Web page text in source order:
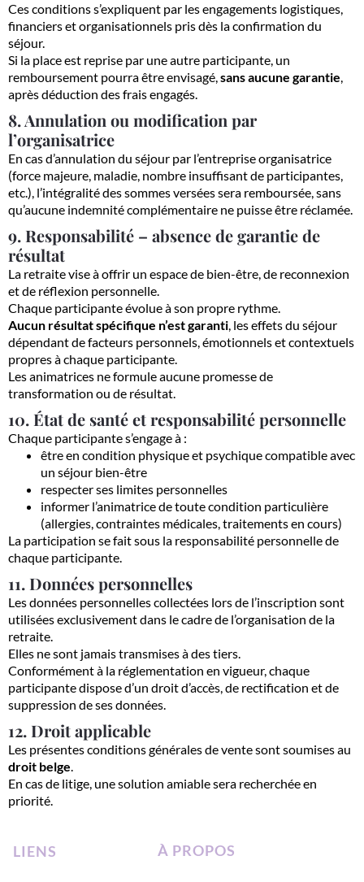
Ces conditions s’expliquent par les engagements logistiques,
financiers et organisationnels pris dès la confirmation du
séjour.
Si la place est reprise par une autre participante, un
remboursement pourra être envisagé,sans aucune garantie,
après déduction des frais engagés.
8. Annulation ou modification par
l’organisatrice
En cas d’annulation du séjour par l’entreprise organisatrice
(force majeure, maladie, nombre insuffisant de participantes,
etc.), l’intégralité des sommes versées sera remboursée, sans
qu’aucune indemnité complémentaire ne puisse être réclamée.
9. Responsabilité – absence de garantie de
résultat
La retraite vise à offrir un espace de bien-être, de reconnexion
et de réflexion personnelle.
Chaque participante évolue à son propre rythme.
Aucun résultat spécifique n’est garanti, les effets du séjour
dépendant de facteurs personnels, émotionnels et contextuels
propres à chaque participante.
Les animatrices ne formule aucune promesse de
transformation ou de résultat.
10. État de santé et responsabilité personnelle
Chaque participante s’engage à :
être en condition physique et psychique compatible avec
un séjour bien-être
respecter ses limites personnelles
informer l’animatrice de toute condition particulière
(allergies, contraintes médicales, traitements en cours)
La participation se fait sous la responsabilité personnelle de
chaque participante.
11. Données personnelles
Les données personnelles collectées lors de l’inscription sont
utilisées exclusivement dans le cadre de l’organisation de la
retraite.
Elles ne sont jamais transmises à des tiers.
Conformément à la réglementation en vigueur, chaque
participante dispose d’un droit d’accès, de rectification et de
suppression de ses données.
12. Droit applicable
Les présentes conditions générales de vente sont soumises au
droit belge.
En cas de litige, une solution amiable sera recherchée en
priorité.
LIENS À PROPOS